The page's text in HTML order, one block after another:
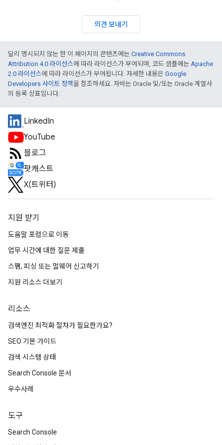
의견 보내기
달리 명시되지 않는 한 이 페이지의 콘텐츠에는 Creative Commons
Attribution 4.0 라이선스에 따라 라이선스가 부여되며, 코드 샘플에는 Apache
2.0 라이선스에 따라 라이선스가 부여됩니다. 자세한 내용은 Google
Developers 사이트 정책을 참조하세요. 자바는 Oracle 및/또는 Oracle 계열사
의 등록 상표입니다.
LinkedIn
YouTube
블로그
팟캐스트
X(트위터)
지원 받기
도움말 포럼으로 이동
업무 시간에 대한 질문 제출
스팸, 피싱 또는 멀웨어 신고하기
지원 리소스 더보기
리소스
검색엔진 최적화 절차가 필요한가요?
SEO 기본 가이드
검색 시스템 상태
Search Console 문서
우수사례
도구
Search Console